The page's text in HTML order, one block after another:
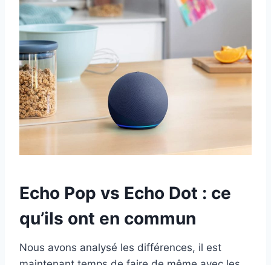
Echo Pop vs Echo Dot : ce
qu’ils ont en commun
Nous avons analysé les différences, il est